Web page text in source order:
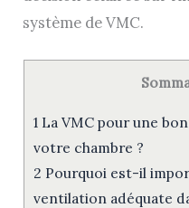
système de VMC.
1 La VMC pour une
votre chambre ?
2 Pourquoi est-il
ventilation adéquate